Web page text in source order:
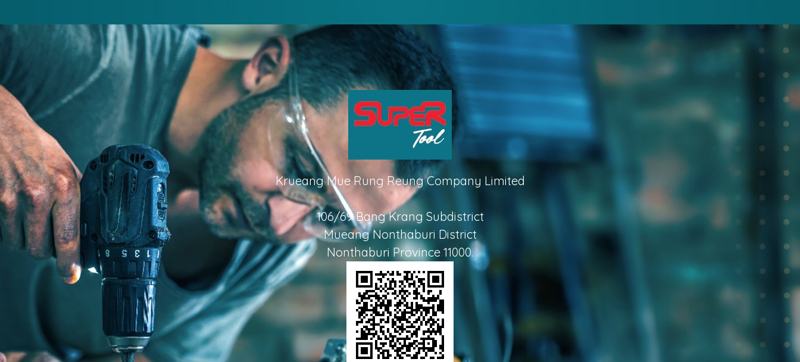
Krueang Mue Rung Reung Company Limited
106/69 Bang Krang Subdistrict
Mueang Nonthaburi District
Nonthaburi Province 11000.